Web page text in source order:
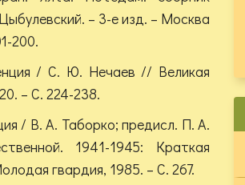
– 3-е изд. – Москва
200.
/ С. Ю. Нечаев // Великая
– С. 224-238.
/ В. А. Таборко; предисл. П. А.
1941-1945: Краткая
гвардия, 1985. – С. 267.